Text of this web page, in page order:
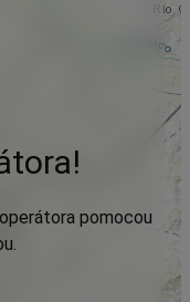
pomocou